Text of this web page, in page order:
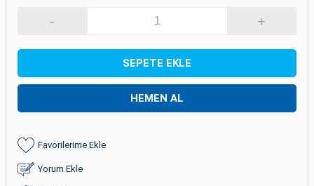
- +
SEPETE EKLE
HEMEN AL
Favorilerime Ekle
Yorum Ekle